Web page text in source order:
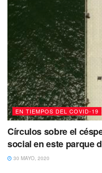
EN TIEMPOS DEL COVID-19
Círculos sobre el
social en este parque
30 MAYO, 2020